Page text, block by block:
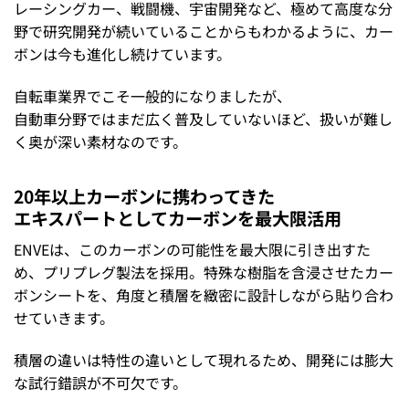
レーシングカー、戦闘機、宇宙開発など、極めて高度な分
野で研究開発が続いていることからもわかるように、カー
ボンは今も進化し続けています。
自転車業界でこそ一般的になりましたが、
自動車分野ではまだ広く普及していないほど、扱いが難し
く奥が深い素材なのです。
20年以上カーボンに携わってきた
エキスパートとしてカーボンを最大限活用
ENVEは、このカーボンの可能性を最大限に引き出すた
め、プリプレグ製法を採用。特殊な樹脂を含浸させたカー
ボンシートを、角度と積層を緻密に設計しながら貼り合わ
せていきます。
積層の違いは特性の違いとして現れるため、開発には膨大
な試行錯誤が不可欠です。